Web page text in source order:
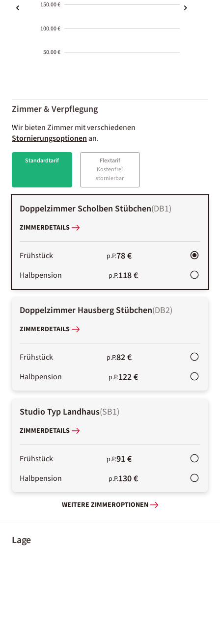
150.00 €
100.00 €
50.00 €
01-02
Zimmer & Verpflegung
Wir bieten Zimmer mit verschiedenen
Stornierungsoptionenan.
Standardtarif
Flextarif
Kostenfrei
stornierbar
Doppelzimmer Scholben Stübchen(DB1)
ZIMMERDETAILS
Frühstück p.P.78 €
Halbpension p.P.118 €
Doppelzimmer Hausberg Stübchen(DB2)
ZIMMERDETAILS
Frühstück p.P.82 €
Halbpension p.P.122 €
Studio Typ Landhaus(SB1)
ZIMMERDETAILS
Frühstück p.P.91 €
Halbpension p.P.130 €
WEITERE ZIMMEROPTIONEN
Lage